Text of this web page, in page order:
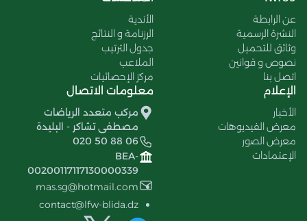
عن الرابطة
النشرة الرسمية
وثائق للتحميل
نصوص و قوانين
اتصل بنا
الأندية
الرزنامة و النتائج
جدول الترتيب
الملاعب
مركز الإحصائيات
الإعلام
الأخبار
معرض الفيديوهات
معرض الصور
الإعتمادات
معلومات الاتصال
مركب متعدد الرياضات
مصطفى تشاكر - البليدة
020 50 88 06
BEA-
00200117117130000339
mas.sg@hotmail.com
contact@lfw-blida.dz